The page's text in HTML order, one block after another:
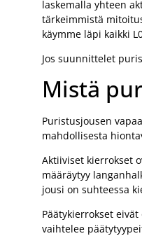
laskemalla yhteen
tärkeimmistä
käymme läpi kaikki
Jos suunnittelet
Mistä
Puristusjousen
mahdollisesta
Aktiiviset kierrokset
määräytyy
jousi on suhteessa
Päätykierrokset
vaihtelee